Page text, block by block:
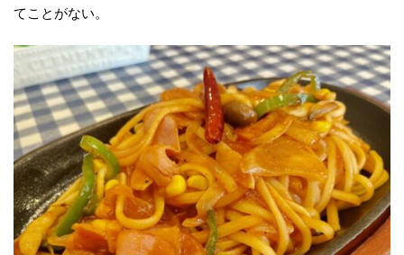
てことがない。